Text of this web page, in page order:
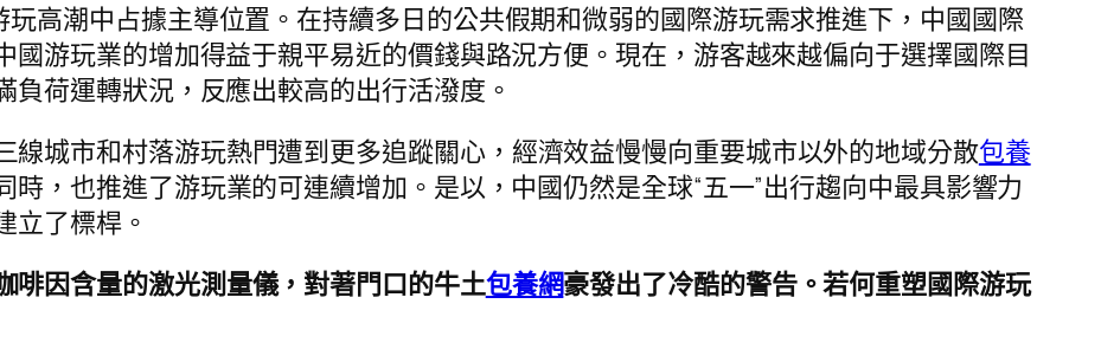
玩高潮中占據主導位置。在持續多日的公共假期和微弱的國際游玩需求推進下，中國國際
國游玩業的增加得益于親平易近的價錢與路況方便。現在，游客越來越偏向于選擇國際目
荷運轉狀況，反應出較高的出行活潑度。
線城市和村落游玩熱門遭到更多追蹤關心，經濟效益慢慢向重要城市以外的地域分散包養
時，也推進了游玩業的可連續增加。是以，中國仍然是全球“五一”出行趨向中最具影響力
立了標桿。
啡因含量的激光測量儀，對著門口的牛土包養網豪發出了冷酷的警告。若何重塑國際游玩